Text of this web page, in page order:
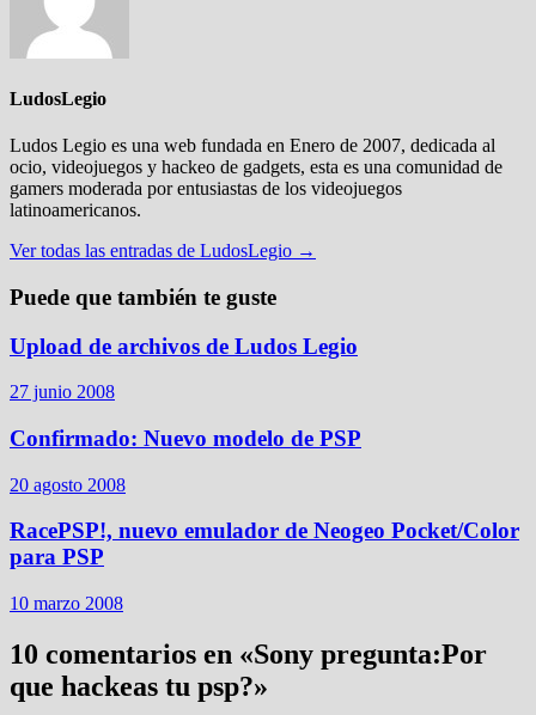
LudosLegio
Ludos Legio es una web fundada en Enero de 2007, dedicada al
ocio, videojuegos y hackeo de gadgets, esta es una comunidad de
gamers moderada por entusiastas de los videojuegos
latinoamericanos.
Ver todas las entradas de LudosLegio →
Puede que también te guste
Upload de archivos de Ludos Legio
27 junio 2008
Confirmado: Nuevo modelo de PSP
20 agosto 2008
RacePSP!, nuevo emulador de Neogeo Pocket/Color
para PSP
10 marzo 2008
10 comentarios en «Sony pregunta:Por
que hackeas tu psp?»